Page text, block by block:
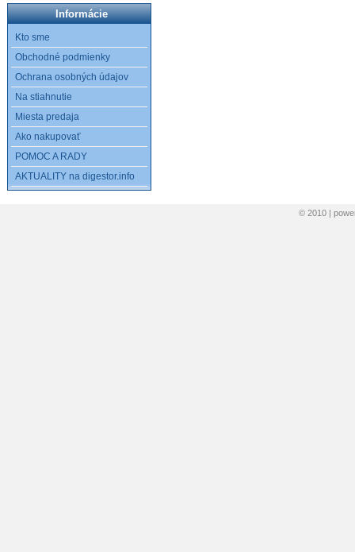
Informácie
Kto sme
Obchodné podmienky
Ochrana osobných údajov
Na stiahnutie
Miesta predaja
Ako nakupovať
POMOC A RADY
AKTUALITY na digestor.info
© 2010 |